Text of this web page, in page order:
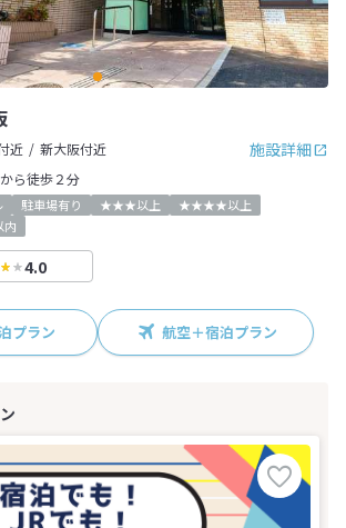
施設詳細
近
新大阪付近
ら徒歩２分
駐車場有り ★★★以上
★★★★以上
内
4.0
プラン 航空＋宿泊プラン